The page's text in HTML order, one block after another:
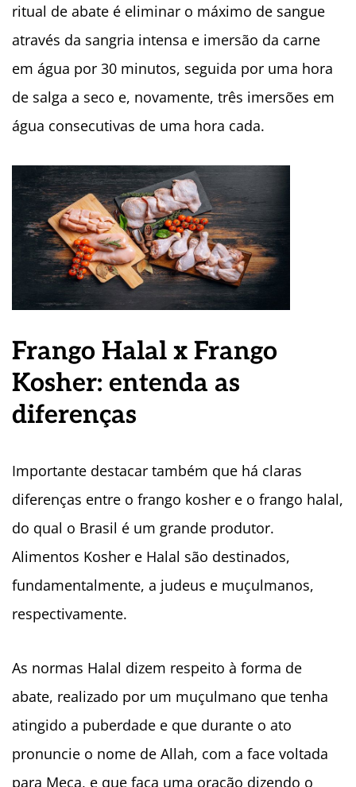
ritual de abate é eliminar o máximo de sangue
através da sangria intensa e imersão da carne
em água por 30 minutos, seguida por uma hora
de salga a seco e, novamente, três imersões em
água consecutivas de uma hora cada.
Frango Halal x Frango
Kosher: entenda as
diferenças
Importante destacar também que há claras
diferenças entre o frango kosher e o frango halal,
do qual o Brasil é um grande produtor.
Alimentos Kosher e Halal são destinados,
fundamentalmente, a judeus e muçulmanos,
respectivamente.
As normas Halal dizem respeito à forma de
abate, realizado por um muçulmano que tenha
atingido a puberdade e que durante o ato
pronuncie o nome de Allah, com a face voltada
para Meca, e que faça uma oração dizendo o